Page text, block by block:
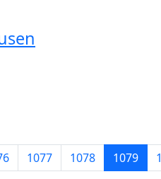
1077 1078 1079